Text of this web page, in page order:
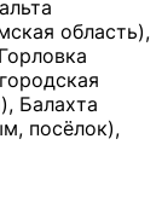
область),
Балахта
посёлок),